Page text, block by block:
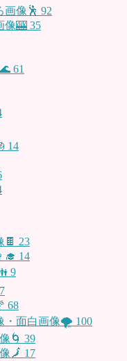
画像🕺 92
像🎰 35
61
14
🍫 23
14
9
7
68
・面白画像🌪 100
🌀 39
🗾 17